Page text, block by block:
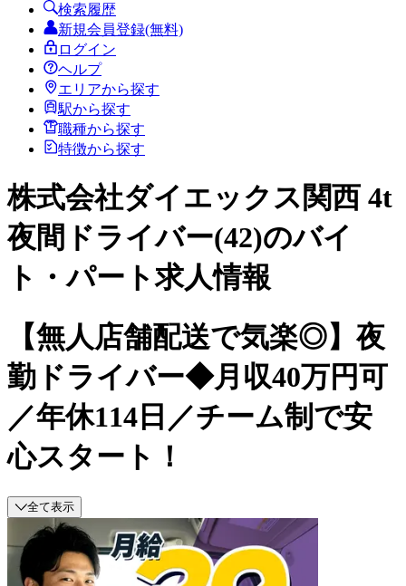
検索履歴
新規会員登録(無料)
ログイン
ヘルプ
エリアから探す
駅から探す
職種から探す
特徴から探す
株式会社ダイエックス関西 4t
夜間ドライバー(42)のバイ
ト・パート求人情報
【無人店舗配送で気楽◎】夜
勤ドライバー◆月収40万円可
／年休114日／チーム制で安
心スタート！
全て表示